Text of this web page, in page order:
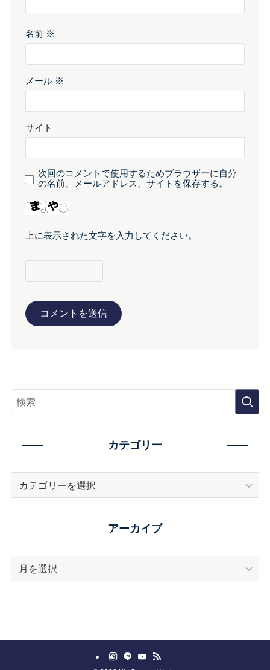
名前 ※
メール ※
サイト
次回のコメントで使用するためブラウザーに自分
の名前、メールアドレス、サイトを保存する。
上に表示された文字を入力してください。
カテゴリー
アーカイブ